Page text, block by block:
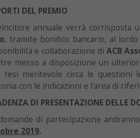
DEL PREMIO
annuale verrà corrisposta
, tramite bonifico bancario, al
e collaborazione di ACB
messo a disposizione un
tesi meritevole circa le questioni
con le indicazioni e l’area di
DI PRESENTAZIONE DELLE
di partecipazione
2019.